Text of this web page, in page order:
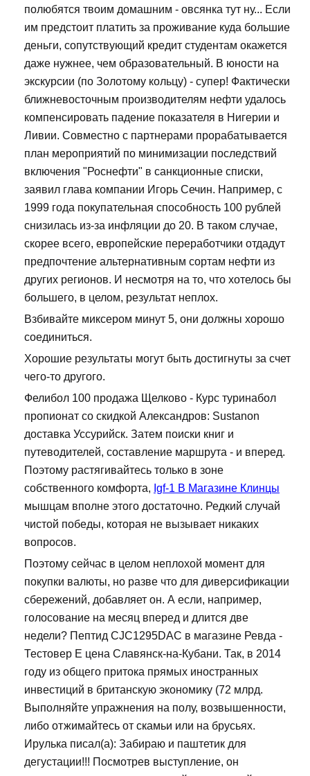
полюбятся твоим домашним - овсянка тут ну... Если
им предстоит платить за проживание куда большие
деньги, сопутствующий кредит студентам окажется
даже нужнее, чем образовательный. В юности на
экскурсии (по Золотому кольцу) - супер! Фактически
ближневосточным производителям нефти удалось
компенсировать падение показателя в Нигерии и
Ливии. Совместно с партнерами прорабатывается
план мероприятий по минимизации последствий
включения "Роснефти" в санкционные списки,
заявил глава компании Игорь Сечин. Например, с
1999 года покупательная способность 100 рублей
снизилась из-за инфляции до 20. В таком случае,
скорее всего, европейские переработчики отдадут
предпочтение альтернативным сортам нефти из
других регионов. И несмотря на то, что хотелось бы
большего, в целом, результат неплох.
Взбивайте миксером минут 5, они должны хорошо
соединиться.
Хорошие результаты могут быть достигнуты за счет
чего-то другого.
Фелибол 100 продажа Щелково - Курс туринабол
пропионат со скидкой Александров: Sustanon
доставка Уссурийск. Затем поиски книг и
путеводителей, составление маршрута - и вперед.
Поэтому растягивайтесь только в зоне
собственного комфорта, Igf-1 В Магазине Клинцы
мышцам вполне этого достаточно. Редкий случай
чистой победы, которая не вызывает никаких
вопросов.
Поэтому сейчас в целом неплохой момент для
покупки валюты, но разве что для диверсификации
сбережений, добавляет он. А если, например,
голосование на месяц вперед и длится две
недели? Пептид CJC1295DAC в магазине Ревда -
Тестовер Е цена Славянск-на-Кубани. Так, в 2014
году из общего притока прямых иностранных
инвестиций в британскую экономику (72 млрд.
Выполняйте упражнения на полу, возвышенности,
либо отжимайтесь от скамьи или на брусьях.
Ирулька писал(а): Забираю и паштетик для
дегустации!!! Посмотрев выступление, он